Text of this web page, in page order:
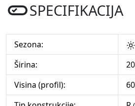
SPECIFIKACIJA
Sezona:
Širina:
Visina (profil):